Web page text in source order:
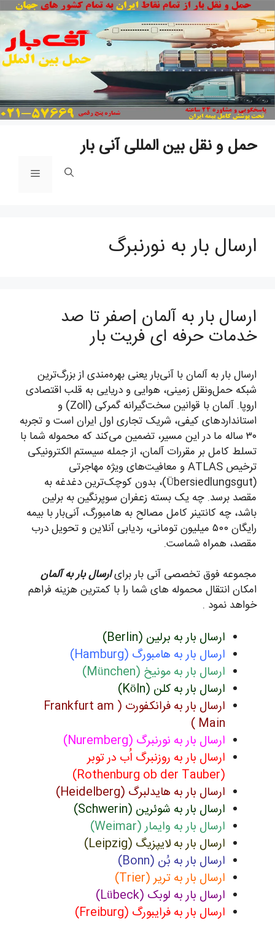
حمل و نقل بین المللی آنی بار
فهرست
ارسال بار به نورنبرگ
ارسال بار به آلمان |صفر تا صد
خدمات حرفه ای فریت بار
ارسال بار به آلمان با آنی‌بار یعنی بهره‌مندی از بزرگ‌ترین
شبکه حمل‌ونقل زمینی، هوایی و دریایی به قلب اقتصادی
اروپا. آلمان با قوانین سخت‌گیرانه گمرکی (Zoll) و
استانداردهای کیفی، شریک تجاری اول ایران است و تجربه
۳۰ ساله ما در این مسیر، تضمین می‌کند که محموله شما با
تسلط کامل بر مقررات آلمان، از جمله سیستم الکترونیکی
ترخیص ATLAS و معافیت‌های ویژه مهاجرتی
(Übersiedlungsgut)، بدون کوچک‌ترین دغدغه به
مقصد برسد. چه یک بسته زعفران سوپرنگین به برلین
باشد، چه کانتینر کامل مصالح به هامبورگ، آنی‌بار با بیمه
رایگان ۵۰۰ میلیون تومانی، ردیابی آنلاین و تحویل درب
مقصد، همراه شماست.
مجموعه فوق تخصصی آنی بار برایارسال بار به آلمان
امکان انتقال محموله های شما را با کمترین هزینه فراهم
خواهد نمود .
ارسال بار به برلین (Berlin)
ارسال بار به هامبورگ (Hamburg
ارسال بار به مونیخ (München)
ارسال بار به کلن (Köln)
ارسال بار به فرانکفورت ( Frankfurt am
Main )
ارسال بار به نورنبرگ (Nuremberg)
ارسال بار به روزنبرگ اُب در توبر
(Rothenburg ob der Tauber)
ارسال بار به هایدلبرگ (Heidelberg)
ارسال بار به شوئرین (Schwerin)
ارسال بار به وایمار (Weimar)
ارسال بار به لایپزیگ (Leipzig)
ارسال بار به بُن (Bonn)
ارسال بار به تریر (Trier)
ارسال بار به لوبک (Lübeck)
ارسال بار به فرایبورگ (Freiburg)